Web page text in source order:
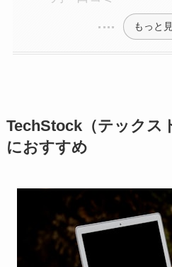
もっと
TechStock（テックス
におすすめ